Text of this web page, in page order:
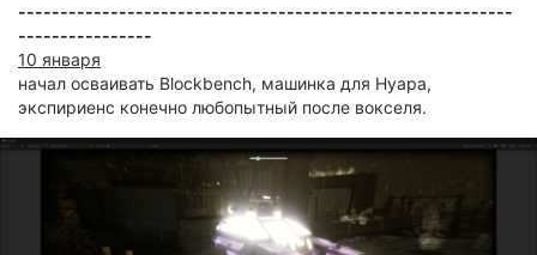
-----------------------------------------------------------
----------------
10 января
начал осваивать Blockbench, машинка для Нуара,
экспириенс конечно любопытный после вокселя.